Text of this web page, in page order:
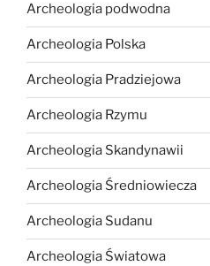
Archeologia podwodna
Archeologia Polska
Archeologia Pradziejowa
Archeologia Rzymu
Archeologia Skandynawii
Archeologia Średniowiecza
Archeologia Sudanu
Archeologia Światowa